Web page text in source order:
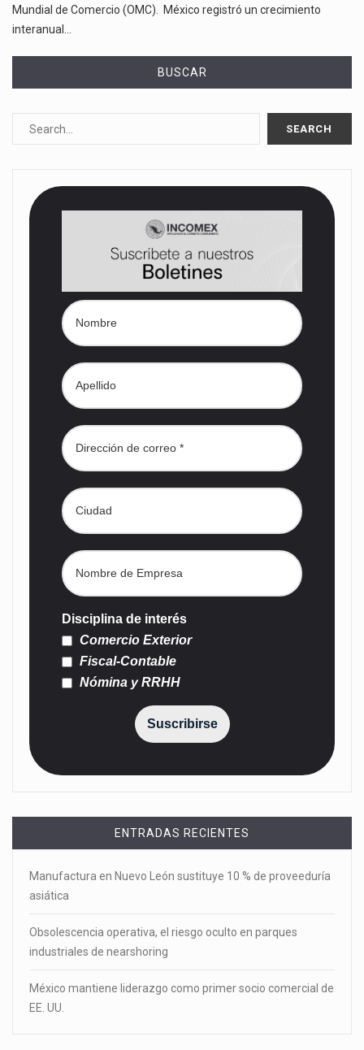
Mundial de Comercio (OMC). México registró un crecimiento
interanual…
BUSCAR
Disciplina de interés
Comercio Exterior
Fiscal-Contable
Nómina y RRHH
Suscribirse
ENTRADAS RECIENTES
Manufactura en Nuevo León sustituye 10 % de proveeduría
asiática
Obsolescencia operativa, el riesgo oculto en parques
industriales de nearshoring
México mantiene liderazgo como primer socio comercial de
EE. UU.